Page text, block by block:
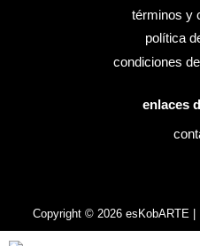
términos y
política
condiciones
enlaces
Copyright © 2026 esKobARTE |